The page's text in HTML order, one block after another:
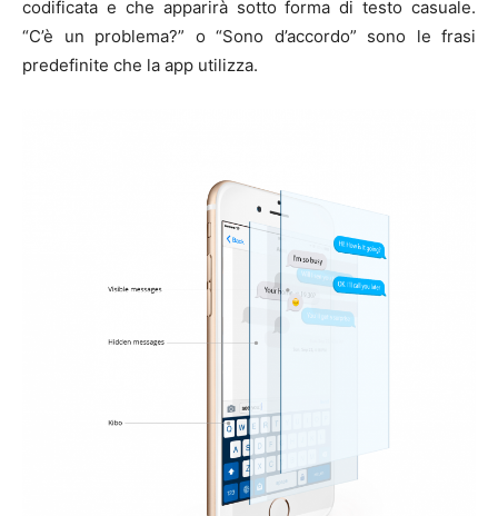
codificata e che apparirà sotto forma di testo casuale.
“C’è un problema?” o “Sono d’accordo” sono le frasi
predefinite che la app utilizza.